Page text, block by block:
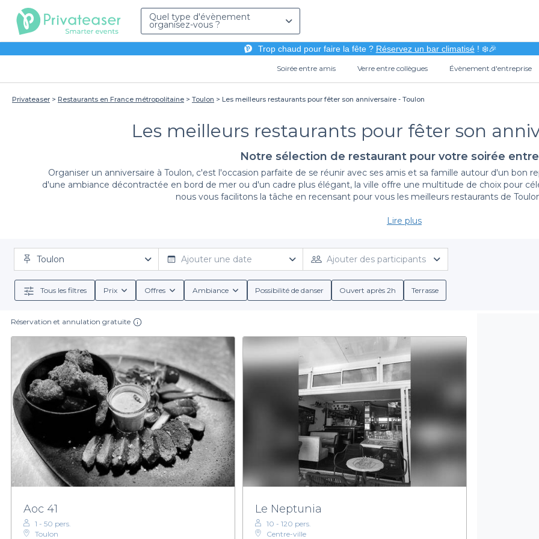
Quel type d'évènement
organisez-vous ?
Trop chaud pour faire la fête ? Réservez un bar climatisé! ❄️🎉
Soirée entre amis Verre entre collègues Évènement d'entreprise
Privateaser Restaurants en France métropolitaine Toulon Les meilleurs restaurants pour fêter son anniversaire - Toulon
Les meilleurs restaurants pour fêter son
Notre sélection de restaurant pour votre soirée
Organiser un anniversaire à Toulon, c'est l'occasion parfaite de se réunir avec ses amis et sa famille autour d'un bon
d'une ambiance décontractée en bord de mer ou d'un cadre plus élégant, la ville offre une multitude de choix pour
nous vous facilitons la tâche en recensant pour vous les meilleurs restaurants de
En choisissant Privateaser pour votre événement d'anniversaire, vous optez pour une expérience de réservation
d'établissements, allant des brasseries chaleureuses aux restaurants raffinés. Chaque lieu présente ses spécificités :
trouverez facilement un nombre d’invités correspondant à votre budget, tout en ayant accès à des offres exclusives
célébrations, avec des mets savoureux et des boissons en accord.
L'un des atouts majeurs de Privateaser est la diversité des services disponibles lors de votre réservation. Chaque
claires, ainsi que des choix de menus personnalisables pour que votre soirée se déroule exactement comme vous
typiques de la région ou vous essayer à une cuisine du monde, il y en a pour tous les goûts ! La richesse culinaire de
variées, saura émerveiller vos convives.
Pour marquer votre anniversaire de manière inoubliable, explorez les options offertes par Privateaser. Faites le
cette journée soit mémorable. N’attendez plus, connectez-vous à notre plateforme et commencez à planifier votre
Lire plus
Toulon Ajouter une date Ajouter des participants
Tous les filtres Prix Offres Ambiance Possibilité de danser Ouvert après 2h Terrasse
Réservation et annulation gratuite
Aoc 41
1 - 50 pers.
Toulon
Le Neptunia
10 - 120 pers.
Centre-ville